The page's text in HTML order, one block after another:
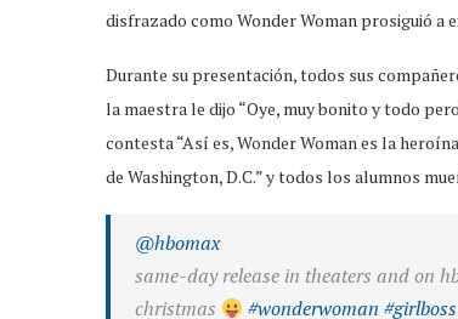
disfrazado como Wonder Woman prosiguió a
Durante su presentación, todos sus
la maestra le dijo “Oye, muy bonito y todo
contesta “Así es, Wonder Woman es la
de Washington, D.C.” y todos los alumnos
@hbomax
same-day release in theaters and on
christmas
#wonderwoman #girlboss